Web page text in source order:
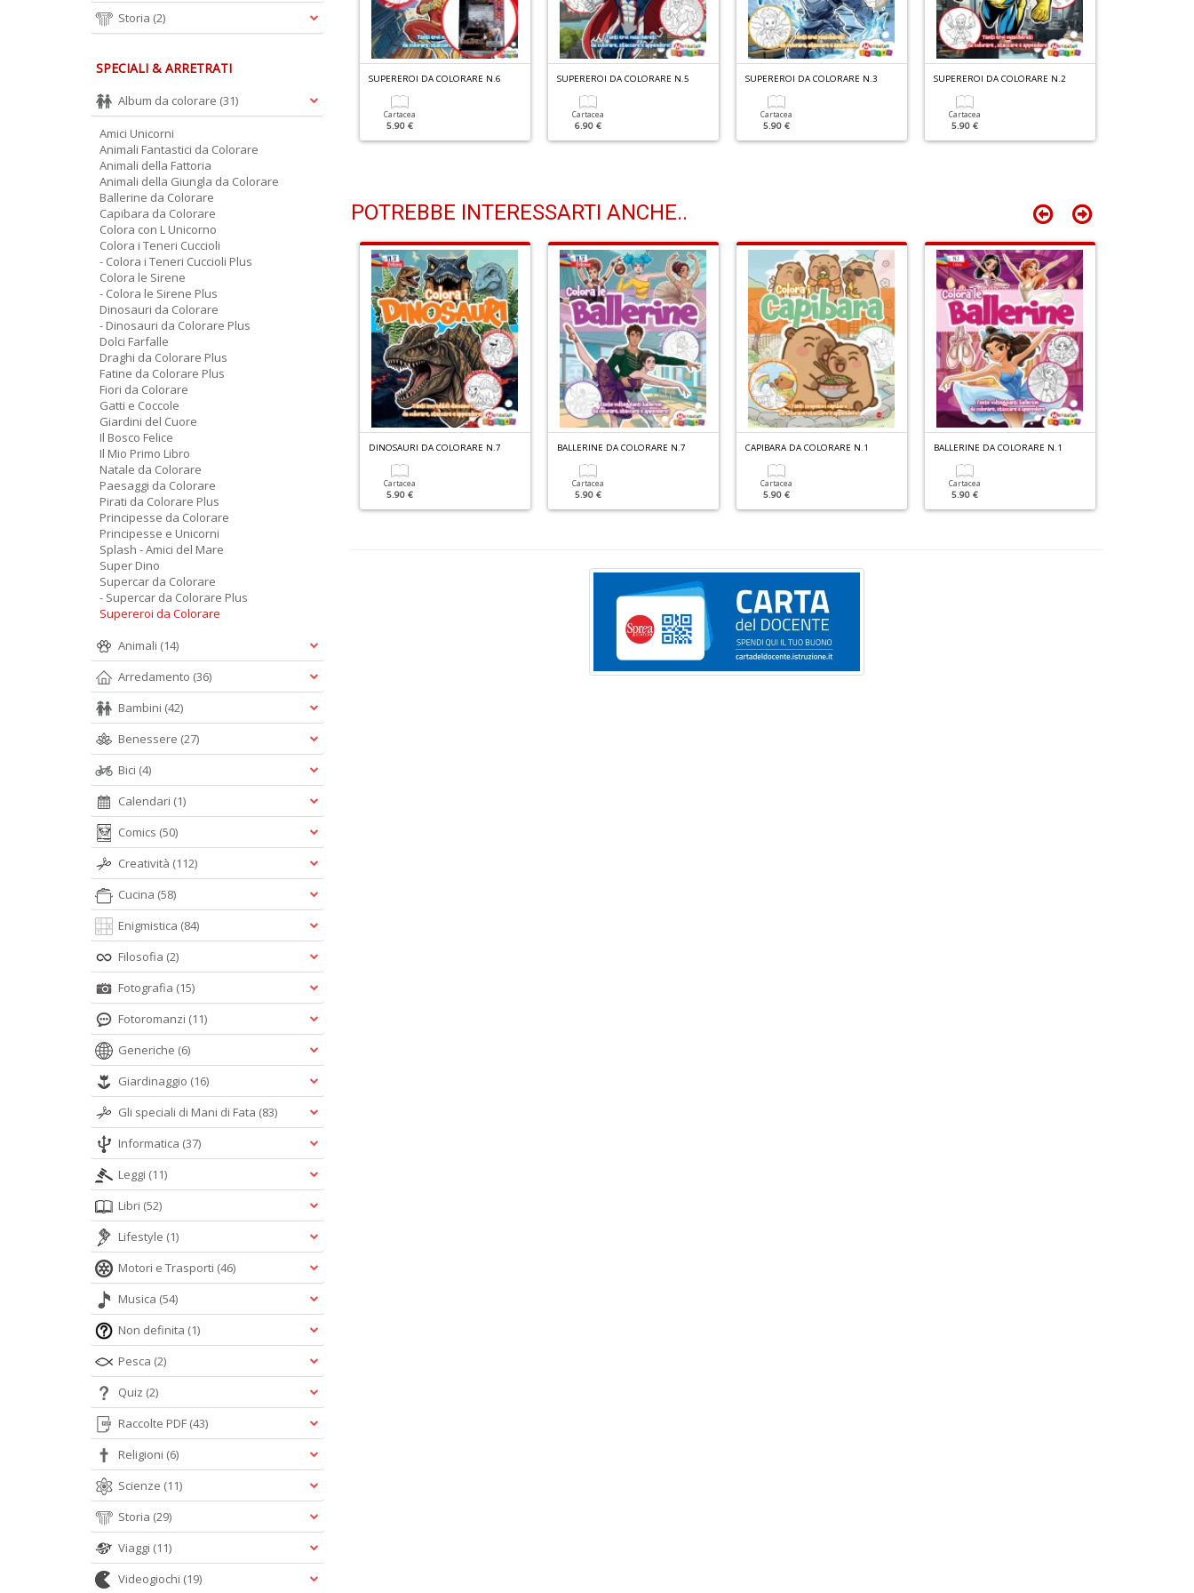
Cartacea
SUPEREROI DA COLORARE N.6
Cartacea
5.90 €
SUPEREROI DA COLORARE N.5
Cartacea
6.90 €
SUPEREROI DA COLORARE N.3
Cartacea
5.90 €
SUPEREROI DA COLORARE N.2
Cartacea
5.90 €
POTREBBE INTERESSARTI ANCHE..
A
NIMALI FANTASTICI DA COLORARE N.1
Cartacea
5.90 €
DINOSAURI DA COLORARE N.7
Cartacea
5.90 €
BALLERINE DA COLORARE N.7
Cartacea
5.90 €
CAPIBARA DA COLORARE N.1
Cartacea
5.90 €
BALLERINE DA COLORARE N.1
Cartacea
5.90 €
Storia (2)
SPECIALI & ARRETRATI
Album da colorare (31)
Amici Unicorni
Animali Fantastici da Colorare
Animali della Fattoria
Animali della Giungla da Colorare
Ballerine da Colorare
Capibara da Colorare
Colora con L Unicorno
Colora i Teneri Cuccioli
- Colora i Teneri Cuccioli Plus
Colora le Sirene
- Colora le Sirene Plus
Dinosauri da Colorare
- Dinosauri da Colorare Plus
Dolci Farfalle
Draghi da Colorare Plus
Fatine da Colorare Plus
Fiori da Colorare
Gatti e Coccole
Giardini del Cuore
Il Bosco Felice
Il Mio Primo Libro
Natale da Colorare
Paesaggi da Colorare
Pirati da Colorare Plus
Principesse da Colorare
Principesse e Unicorni
Splash - Amici del Mare
Super Dino
Supercar da Colorare
- Supercar da Colorare Plus
Supereroi da Colorare
Animali (14)
Arredamento (36)
Bambini (42)
Benessere (27)
Bici (4)
Calendari (1)
Comics (50)
Creatività (112)
Cucina (58)
Enigmistica (84)
Filosofia (2)
Fotografia (15)
Fotoromanzi (11)
Generiche (6)
Giardinaggio (16)
Gli speciali di Mani di Fata (83)
Informatica (37)
Leggi (11)
Libri (52)
Lifestyle (1)
Motori e Trasporti (46)
Musica (54)
Non definita (1)
Pesca (2)
Quiz (2)
Raccolte PDF (43)
Religioni (6)
Scienze (11)
Storia (29)
Viaggi (11)
Videogiochi (19)